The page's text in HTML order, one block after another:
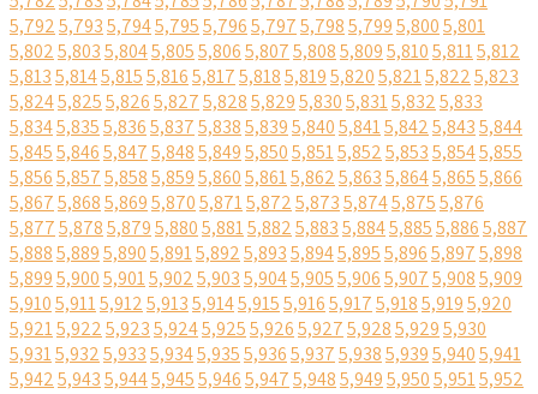
5,7925,7935,7945,7955,7965,7975,7985,7995,8005,801
5,8025,8035,8045,8055,8065,8075,8085,8095,8105,8115,812
5,8135,8145,8155,8165,8175,8185,8195,8205,8215,8225,823
5,8245,8255,8265,8275,8285,8295,8305,8315,8325,833
5,8345,8355,8365,8375,8385,8395,8405,8415,8425,8435,844
5,8455,8465,8475,8485,8495,8505,8515,8525,8535,8545,855
5,8565,8575,8585,8595,8605,8615,8625,8635,8645,8655,866
5,8675,8685,8695,8705,8715,8725,8735,8745,8755,876
5,8775,8785,8795,8805,8815,8825,8835,8845,8855,8865,887
5,8885,8895,8905,8915,8925,8935,8945,8955,8965,8975,898
5,8995,9005,9015,9025,9035,9045,9055,9065,9075,9085,909
5,9105,9115,9125,9135,9145,9155,9165,9175,9185,9195,920
5,9215,9225,9235,9245,9255,9265,9275,9285,9295,930
5,9315,9325,9335,9345,9355,9365,9375,9385,9395,9405,941
5,9425,9435,9445,9455,9465,9475,9485,9495,9505,9515,952